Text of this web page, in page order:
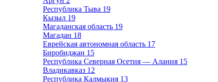
Республика Тыва 19
Кызыл 19
Магаданская область 19
Магадан 18
Еврейская автономная область 17
Биробиджан 15
Республика Северная Осетия — Алания 15
Владикавказ 12
Республика Калмыкия 13